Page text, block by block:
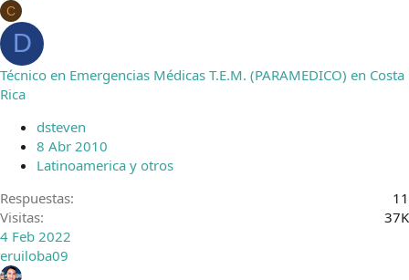
C
D
Técnico en Emergencias Médicas T.E.M. (PARAMEDICO) en Costa
Rica
dsteven
8 Abr 2010
Latinoamerica y otros
Respuestas
11
Visitas
37K
4 Feb 2022
eruiloba09